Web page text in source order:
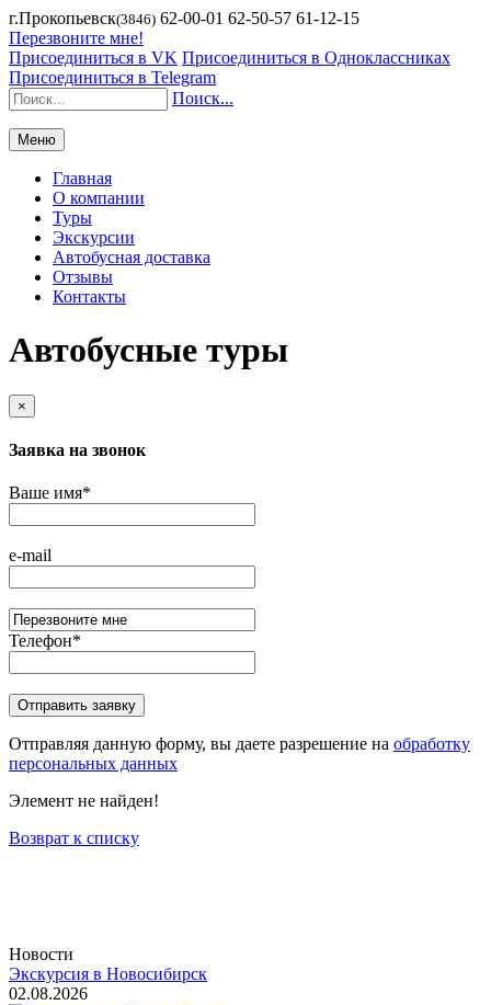
г.Прокопьевск(3846) 62-00-01 62-50-57 61-12-15
Перезвоните мне!
Присоединиться в VK Присоединиться в Одноклассниках
Присоединиться в Telegram
Поиск...
Меню
Главная
О компании
Туры
Экскурсии
Автобусная доставка
Отзывы
Контакты
Автобусные туры
×
Заявка на звонок
Ваше имя*
e-mail
Телефон*
Отправляя данную форму, вы даете разрешение на обработку
персональных данных
Элемент не найден!
Возврат к списку
Новости
Экскурсия в Новосибирск
02.08.2026